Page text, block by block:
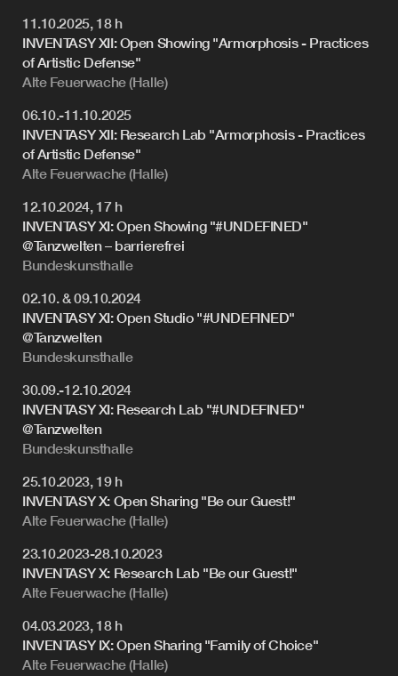
11.10.2025, 18 h
INVENTASY XII: Open Showing "Armorphosis - Practices
of Artistic Defense"
Alte Feuerwache (Halle)
06.10.-11.10.2025
INVENTASY XII: Research Lab "Armorphosis - Practices
of Artistic Defense"
Alte Feuerwache (Halle)
12.10.2024, 17 h
INVENTASY XI: Open Showing "#UNDEFINED"
@Tanzwelten – barrierefrei
Bundeskunsthalle
02.10. & 09.10.2024
INVENTASY XI: Open Studio "#UNDEFINED"
@Tanzwelten
Bundeskunsthalle
30.09.-12.10.2024
INVENTASY XI: Research Lab "#UNDEFINED"
@Tanzwelten
Bundeskunsthalle
25.10.2023, 19 h
INVENTASY X: Open Sharing "Be our Guest!"
Alte Feuerwache (Halle)
23.10.2023-28.10.2023
INVENTASY X: Research Lab "Be our Guest!"
Alte Feuerwache (Halle)
04.03.2023, 18 h
INVENTASY IX: Open Sharing "Family of Choice"
Alte Feuerwache (Halle)